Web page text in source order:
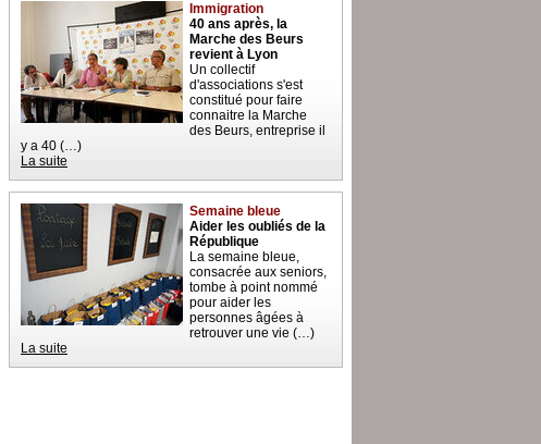
Immigration
40 ans après, la
Marche des Beurs
revient à Lyon
Un collectif
d'associations s'est
constitué pour faire
connaitre la Marche
des Beurs, entreprise il
y a 40 (…)
La suite
Semaine bleue
Aider les oubliés de la
République
La semaine bleue,
consacrée aux seniors,
tombe à point nommé
pour aider les
personnes âgées à
retrouver une vie (…)
La suite